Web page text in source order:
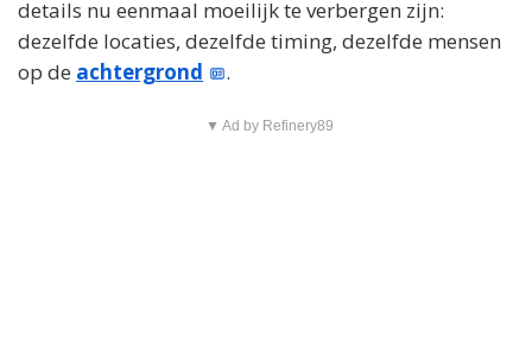
details nu eenmaal moeilijk te verbergen zijn:
dezelfde locaties, dezelfde timing, dezelfde mensen
op de achtergrond .
▼ Ad by Refinery89